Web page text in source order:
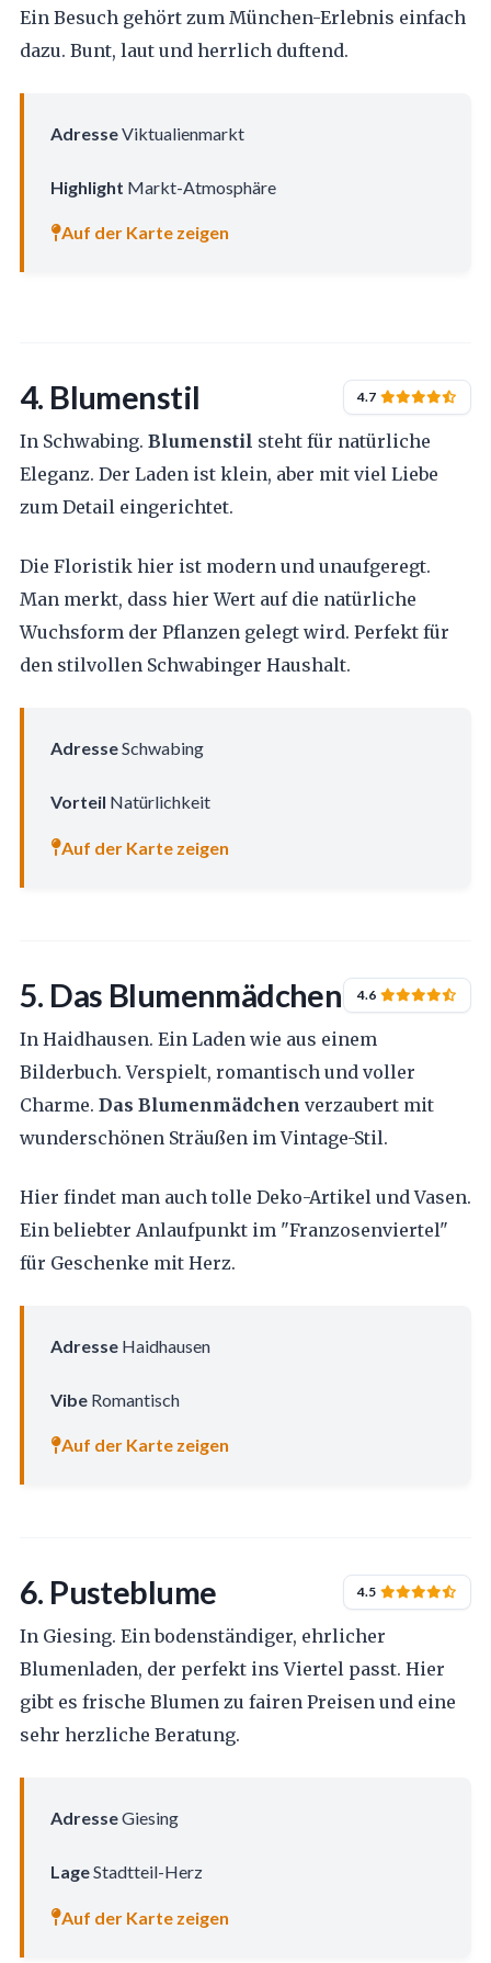
Ein Besuch gehört zum München-Erlebnis einfach
dazu. Bunt, laut und herrlich duftend.
AdresseViktualienmarkt
Highlight Markt-Atmosphäre
Auf der Karte zeigen
4. Blumenstil 4.7
In Schwabing. Blumenstil steht für natürliche
Eleganz. Der Laden ist klein, aber mit viel Liebe
zum Detail eingerichtet.
Die Floristik hier ist modern und unaufgeregt.
Man merkt, dass hier Wert auf die natürliche
Wuchsform der Pflanzen gelegt wird. Perfekt für
den stilvollen Schwabinger Haushalt.
AdresseSchwabing
Vorteil Natürlichkeit
Auf der Karte zeigen
5. Das Blumenmädchen 4.6
In Haidhausen. Ein Laden wie aus einem
Bilderbuch. Verspielt, romantisch und voller
Charme. Das Blumenmädchen verzaubert mit
wunderschönen Sträußen im Vintage-Stil.
Hier findet man auch tolle Deko-Artikel und Vasen.
Ein beliebter Anlaufpunkt im "Franzosenviertel"
für Geschenke mit Herz.
AdresseHaidhausen
VibeRomantisch
Auf der Karte zeigen
6. Pusteblume 4.5
In Giesing. Ein bodenständiger, ehrlicher
Blumenladen, der perfekt ins Viertel passt. Hier
gibt es frische Blumen zu fairen Preisen und eine
sehr herzliche Beratung.
AdresseGiesing
LageStadtteil-Herz
Auf der Karte zeigen